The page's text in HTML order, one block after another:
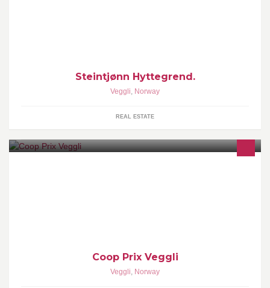
Steintjønn Hyttegrend.
Veggli, Norway
REAL ESTATE
Coop Prix Veggli
Veggli, Norway